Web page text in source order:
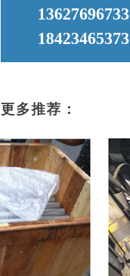
13627696733
18423465373
更多推荐：